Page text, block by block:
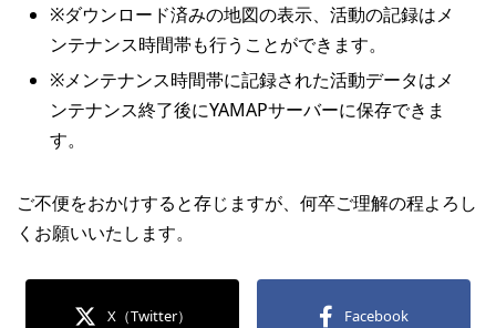
※ダウンロード済みの地図の表示、活動の記録はメ
ンテナンス時間帯も行うことができます。
※メンテナンス時間帯に記録された活動データはメ
ンテナンス終了後にYAMAPサーバーに保存できま
す。
ご不便をおかけすると存じますが、何卒ご理解の程よろし
くお願いいたします。
X（Twitter） Facebook